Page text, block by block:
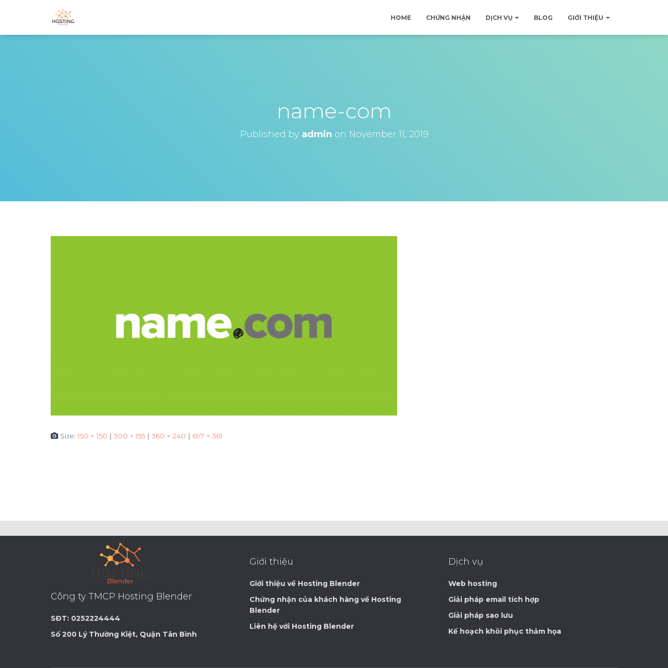
HOME CHỨNG NHẬN DỊCH VỤ BLOG GIỚI THIỆU
name-com
Published by admin on November 11, 2019
Size:150 × 150 | 300 × 155 | 360 × 240 | 697 × 361
Công ty TMCP Hosting Blender
SĐT: 0252224444
Số 200 Lý Thường Kiệt, Quận Tân Bình
Giới thiệu
Giới thiệu về Hosting Blender
Chứng nhận của khách hàng về Hosting
Blender
Liên hệ với Hosting Blender
Dịch vụ
Web hosting
Giải pháp email tích hợp
Giải pháp sao lưu
Kế hoạch khôi phục thảm họa